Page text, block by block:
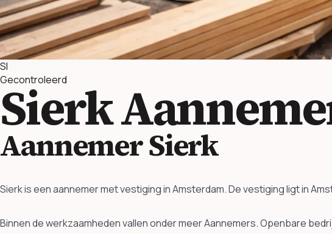
SI
Gecontroleerd
Sierk
Aannemer Sierk
Sierk is een aannemer met vestiging in Amsterdam. De vestiging ligt in
Binnen de werkzaamheden vallen onder meer Aannemers. Openbare